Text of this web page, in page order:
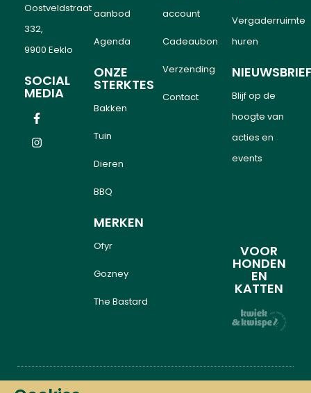
Oostveldstraat
332,
9900 Eeklo
SOCIAL
MEDIA
aanbod
Agenda
ONZE
STERKTES
Bakken
Tuin
Dieren
BBQ
MERKEN
Ofyr
Gozney
The Bastard
account
Cadeaubon
Verzending
Contact
Vergaderruimte
huren
Blijf op de
hoogte van
acties en
events
VOOR
HONDEN
EN
KATTEN